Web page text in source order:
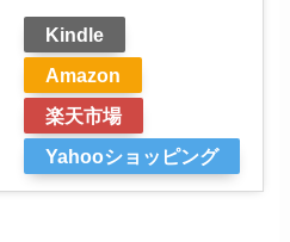
Kindle
Amazon
楽天市場
Yahooショッピング